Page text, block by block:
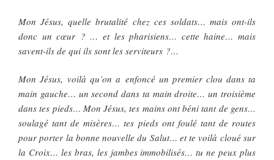
Mon Jésus, quelle brutalité chez ces soldats… mais ont-ils
donc un cœur ? … et les pharisiens… cette haine… mais
savent-ils de qui ils sont les serviteurs ?…
Mon Jésus, voilà qu’on a enfoncé un premier clou dans ta
main gauche… un second dans ta main droite… un troisième
dans tes pieds… Mon Jésus, tes mains ont béni tant de gens…
soulagé tant de misères… tes pieds ont foulé tant de routes
pour porter la bonne nouvelle du Salut… et te voilà cloué sur
la Croix… les bras, les jambes immobilisés… tu ne peux plus